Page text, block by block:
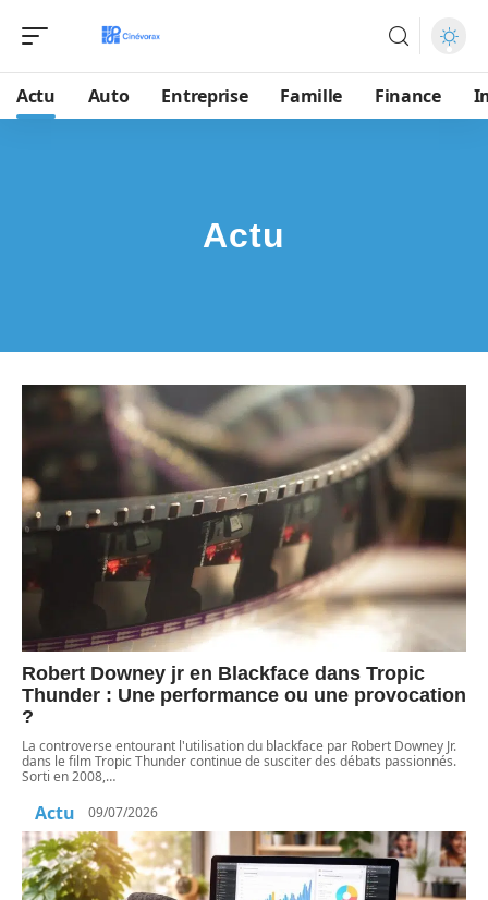
Actu Auto Entreprise Famille Finance
Actu
Robert Downey jr en Blackface dans Tropic
Thunder : Une performance ou une provocation
?
La controverse entourant l'utilisation du blackface par Robert Downey Jr.
dans le film Tropic Thunder continue de susciter des débats passionnés.
Sorti en 2008,…
Actu 09/07/2026